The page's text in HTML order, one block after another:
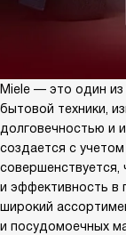
Miele — это один
бытовой техники,
долговечностью и
создается с
и эффективность в
широкий
и посудомоечных